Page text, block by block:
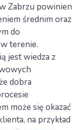
Zabrzu powinien
średnim oraz
do
terenie.
jest wiedza z
dobra
może się okazać
na przykład